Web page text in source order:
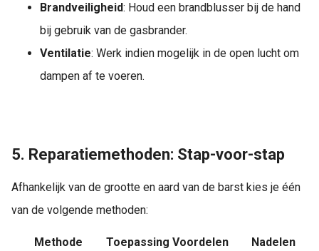
Brandveiligheid: Houd een brandblusser bij de hand
bij gebruik van de gasbrander.
Ventilatie: Werk indien mogelijk in de open lucht om
dampen af te voeren.
5. Reparatiemethoden: Stap-voor-stap
Afhankelijk van de grootte en aard van de barst kies je één
van de volgende methoden:
Methode Toepassing Voordelen Nadelen